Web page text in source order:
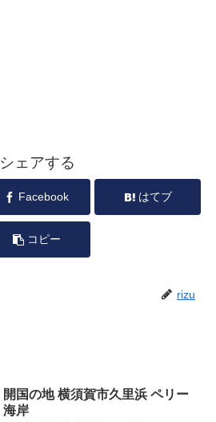
シェアする
Facebook はてブ
コピー
rizu
開国の地 横須賀市久里浜 ペリー
海岸